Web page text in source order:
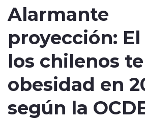
Regional
Tendencias
Internacional
Alarmante
proyección:
los chilenos
obesidad en
según la